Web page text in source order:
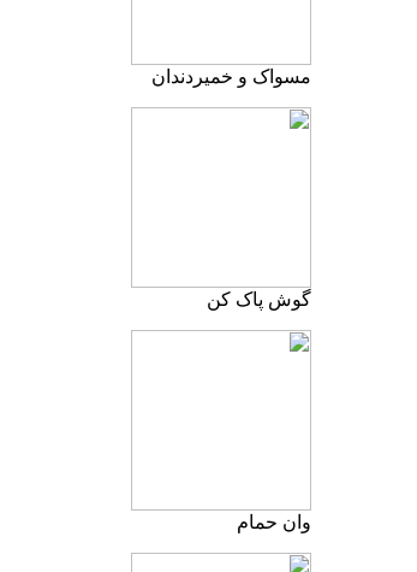
مسواک و خمیردندان
گوش پاک کن
وان حمام